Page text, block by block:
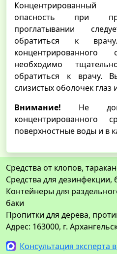
опасность при
проглатывании
обратиться к
необходимо
обратиться к врачу.
слизистых оболочек глаз
Внимание! Не
концентрированного
поверхностные воды и в
Средства от клопов,
Средства для дезинфекции,
Контейнеры для
баки
Пропитки для дерева,
Адрес: 163000, г.
Консультация эксперта